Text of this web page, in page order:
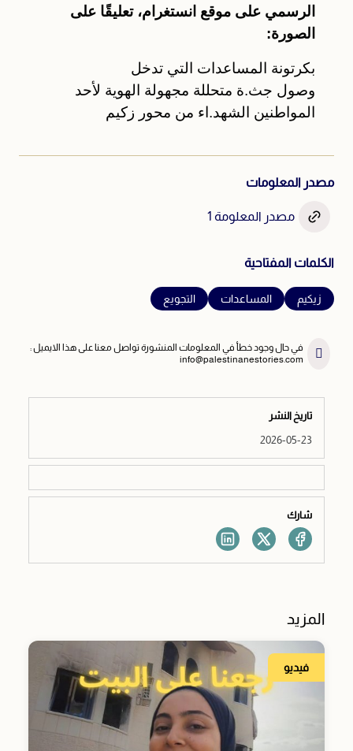
توثيق أحداث الإبادة. دخولك يعني إدراكك لطبيعة هذه المواد.
الرسمي على موقع انستغرام، تعليقًا على
الصورة:
بكرتونة المساعدات التي تدخل
وصول جث.ة متحللة مجهولة الهوية لأحد
المواطنين الشهد.اء من محور زكيم
مصدر المعلومات
مصدر المعلومة 1
الكلمات المفتاحية
زيكيم المساعدات التجويع
في حال وجود خطأ في المعلومات المنشورة تواصل معنا على هذا الايميل :
info@palestinanestories.com
تاريخ النشر
2026-05-23
شارك
المزيد
فيديو